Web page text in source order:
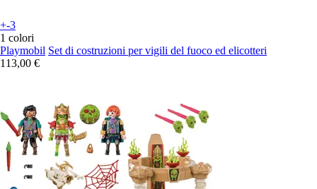
+-3
1 colori
Playmobil Set di costruzioni per vigili del fuoco ed elicotteri
113,00 €